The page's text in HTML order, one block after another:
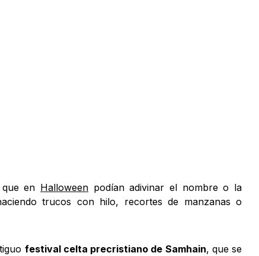
en Halloween podían adivinar el nombre o la
trucos con hilo, recortes de manzanas o
festival celta precristiano de Samhain, que se